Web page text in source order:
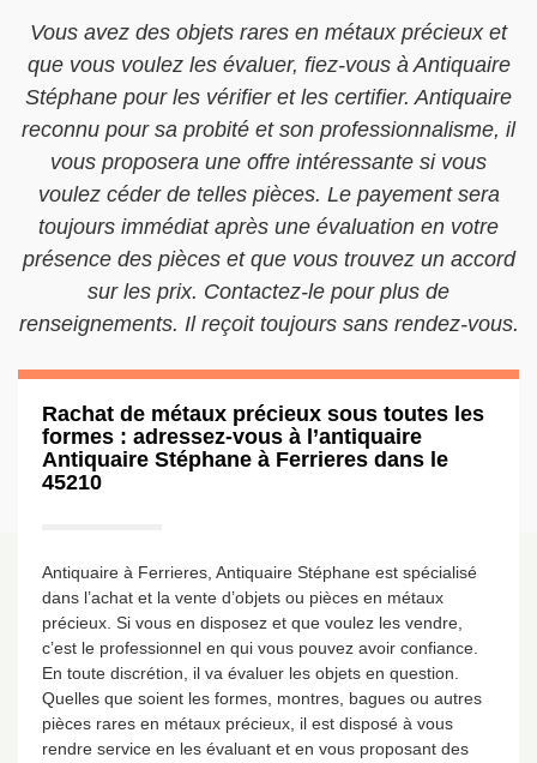
Vous avez des objets rares en métaux précieux et
que vous voulez les évaluer, fiez-vous à Antiquaire
Stéphane pour les vérifier et les certifier. Antiquaire
reconnu pour sa probité et son professionnalisme, il
vous proposera une offre intéressante si vous
voulez céder de telles pièces. Le payement sera
toujours immédiat après une évaluation en votre
présence des pièces et que vous trouvez un accord
sur les prix. Contactez-le pour plus de
renseignements. Il reçoit toujours sans rendez-vous.
Rachat de métaux précieux sous toutes les
formes : adressez-vous à l’antiquaire
Antiquaire Stéphane à Ferrieres dans le
45210
Antiquaire à Ferrieres, Antiquaire Stéphane est spécialisé
dans l’achat et la vente d’objets ou pièces en métaux
précieux. Si vous en disposez et que voulez les vendre,
c’est le professionnel en qui vous pouvez avoir confiance.
En toute discrétion, il va évaluer les objets en question.
Quelles que soient les formes, montres, bagues ou autres
pièces rares en métaux précieux, il est disposé à vous
rendre service en les évaluant et en vous proposant des